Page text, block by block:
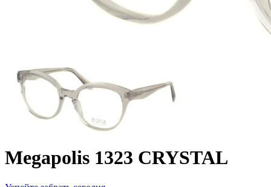
Megapolis 1323 CRYSTAL